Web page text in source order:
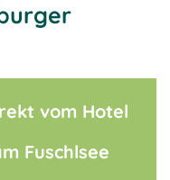
vom Hotel
Fuschlsee